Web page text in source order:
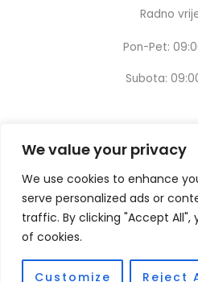
We value your privacy
We use cookies to enhance
serve personalized ads or
traffic. By clicking "Accept
of cookies.
Customize Reject
Radno
Pon-Pet:
Subota: